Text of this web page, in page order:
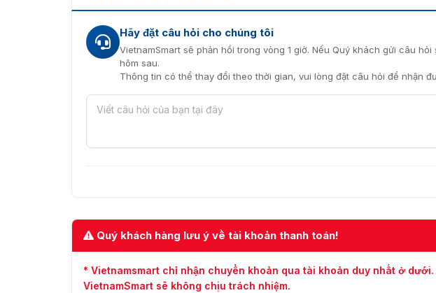
Hãy đặt câu hỏi cho chúng tôi
VietnamSmart sẽ phản hồi trong vòng 1 giờ. Nếu Quý khách gửi câu
hôm sau.
Thông tin có thể thay đổi theo thời gian, vui lòng đặt câu hỏi để nhận
Quý khách hàng lưu ý về tài khoản thanh toán!
* Vietnamsmart chỉ nhận chuyển khoản qua tài khoản duy nhất ở
VietnamSmart sẽ không chịu trách nhiệm.